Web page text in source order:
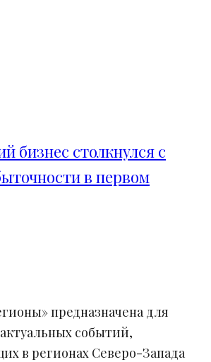
бизнес столкнулся с
в первом
предназначена для
событий,
в регионах Северо-Запада